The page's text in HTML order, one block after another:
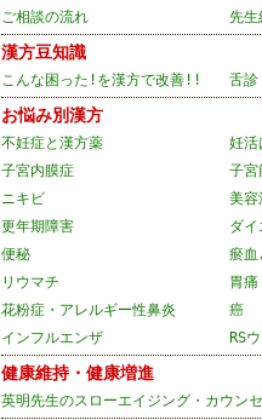
ご相談の流れ 先生
漢方豆知識
こんな困った!を漢方で改善!! 舌診
お悩み別漢方
不妊症と漢方薬 妊活
子宮内膜症
子宮
ニキビ
美容
更年期障害
ダイ
便秘
瘀血
リウマチ
胃
花粉症・アレルギー性鼻炎
癌
インフルエンザ
RS
健康維持・健康増進
英明先生のスローエイジング・カウン